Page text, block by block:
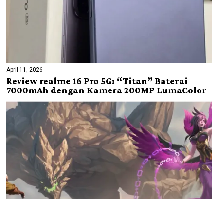
April 11, 2026
Review realme 16 Pro 5G: “Titan” Baterai
7000mAh dengan Kamera 200MP LumaColor